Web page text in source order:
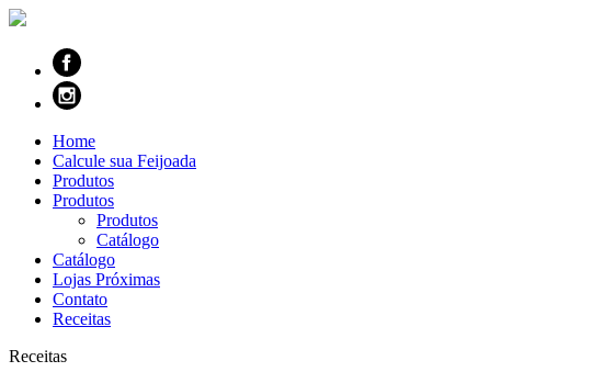
Home
Calcule sua Feijoada
Produtos
Produtos
Produtos
Catálogo
Catálogo
Lojas Próximas
Contato
Receitas
Receitas